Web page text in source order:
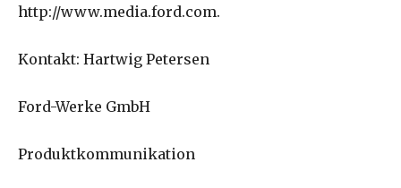
http://www.media.ford.com.
Kontakt: Hartwig Petersen
Ford-Werke GmbH
Produktkommunikation